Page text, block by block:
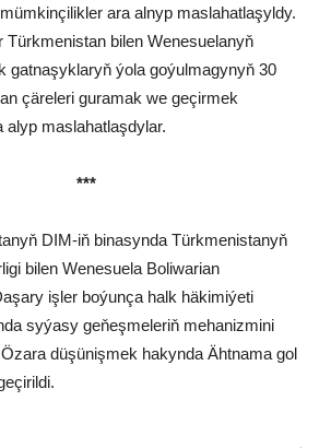
ara alnyp maslahatlaşyldy.
Türkmenistan bilen Wenesuelanyň
gatnaşyklaryň ýola goýulmagynyň 30
çäreleri guramak we geçirmek
alyp maslahatlaşdylar.
***
DIM-iň binasynda Türkmenistanyň
bilen Wenesuela Boliwarian
işler boýunça halk häkimiýeti
syýasy geňeşmeleriň mehanizmini
düşünişmek hakynda Ähtnama gol